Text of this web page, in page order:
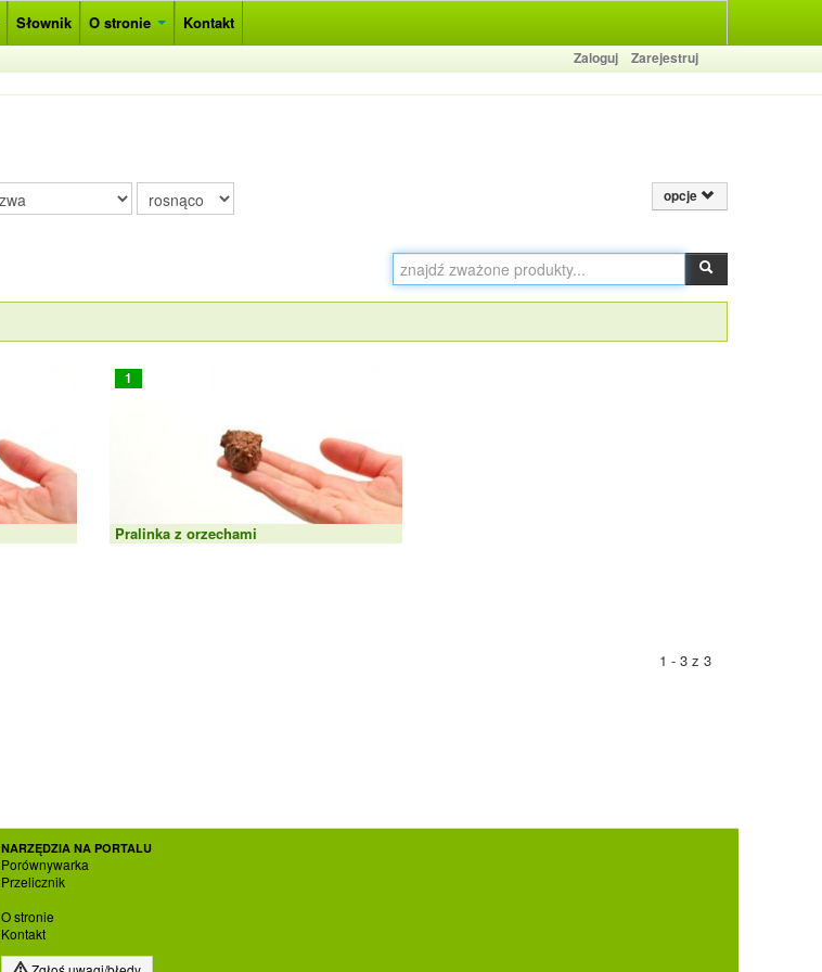
Słownik O stronie Kontakt
Zaloguj
Zarejestruj
opcje
1
Pralinka z orzechami
1 - 3 z 3
NARZĘDZIA NA PORTALU
Porównywarka
Przelicznik
O stronie
Kontakt